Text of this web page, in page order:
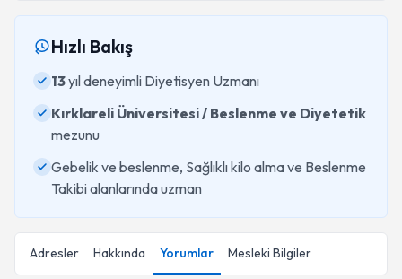
Hızlı Bakış
13yıl deneyimli Diyetisyen Uzmanı
Kırklareli Üniversitesi / Beslenme ve Diyetetik
mezunu
Gebelik ve beslenme, Sağlıklı kilo alma ve Beslenme
Takibi alanlarında uzman
Adresler Hakkında Yorumlar Mesleki Bilgiler